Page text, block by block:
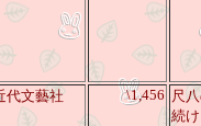
代文藝社 \1,456 尺
続